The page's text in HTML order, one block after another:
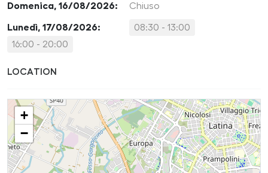
Domenica, 16/08/2026: Chiuso
Lunedì, 17/08/2026:
08:30 - 13:00
16:00 - 20:00
LOCATION
+
−